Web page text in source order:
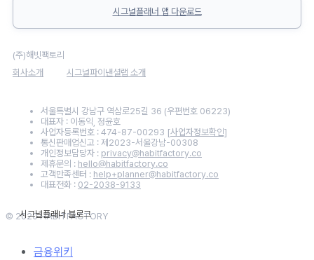
시그널플래너 앱 다운로드
(주)해빗팩토리
회사소개
시그널파이낸셜랩 소개
서울특별시 강남구 역삼로25길 36 (우편번호 06223)
대표자 : 이동익, 정윤호
사업자등록번호 : 474-87-00293 [사업자정보확인]
통신판매업신고 : 제2023-서울강남-00308
개인정보담당자 : privacy@habitfactory.co
제휴문의 : hello@habitfactory.co
고객만족센터 : help+planner@habitfactory.co
대표전화 : 02-2038-9133
© 2020 HABITFACTORY
금융위키